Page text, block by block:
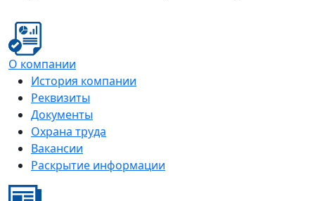
О компании
История компании
Реквизиты
Документы
Охрана труда
Вакансии
Раскрытие информации